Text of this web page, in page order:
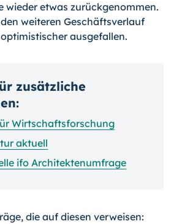
wieder etwas zurückgenommen.
weiteren Geschäftsverlauf
ausgefallen.
zusätzliche
Wirtschaftsforschung
aktuell
ifo Architektenumfrage
die auf diesen verweisen: